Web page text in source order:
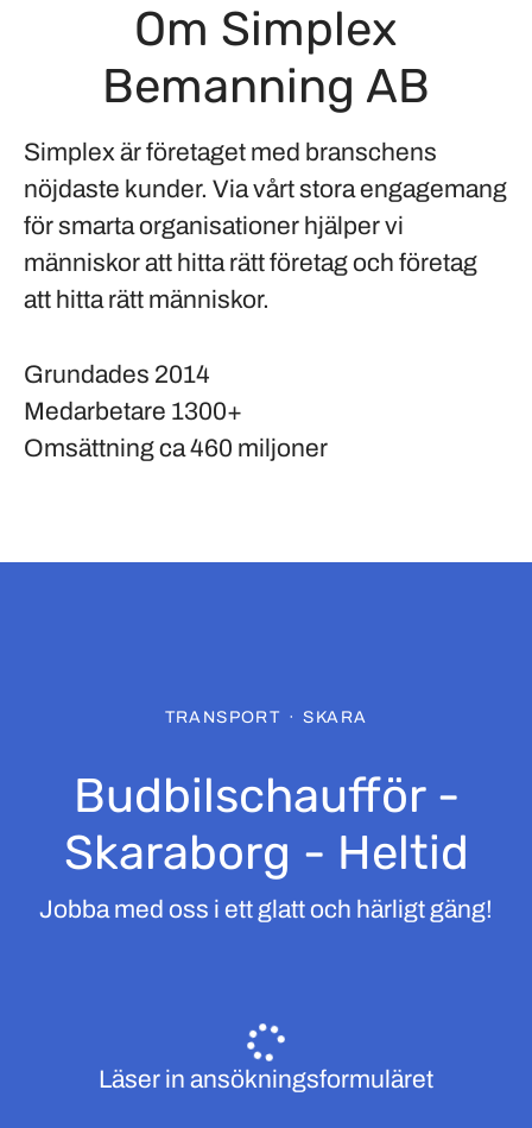
Om Simplex
Bemanning AB
Simplex är företaget med branschens
nöjdaste kunder. Via vårt stora engagemang
för smarta organisationer hjälper vi
människor att hitta rätt företag och företag
att hitta rätt människor.
Grundades 2014
Medarbetare 1300+
Omsättningca 460 miljoner
TRANSPORT · SKARA
Budbilschaufför -
Skaraborg - Heltid
Jobba med oss i ett glatt och härligt gäng!
Läser in ansökningsformuläret